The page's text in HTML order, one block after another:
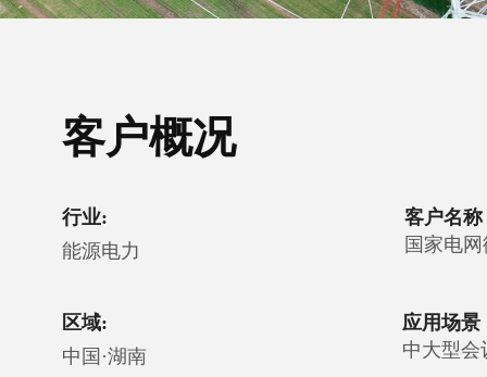
客户概况
行业:
能源电力
区域:
中国·湖南
客户名称
国家电
应用场景
中大型会